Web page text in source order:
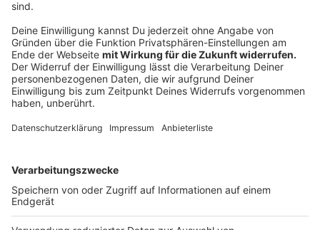
Die verkehrenden Schiffe werden immer größer
und die PS-Zahl der Antriebsmaschinen steigt
damit auch. Diese Antriebsmaschine unten an der
Schraube produziert so eine Sogwirkung, dass
man auch im ungünstigsten Fall unter das Schiff
Anzeige